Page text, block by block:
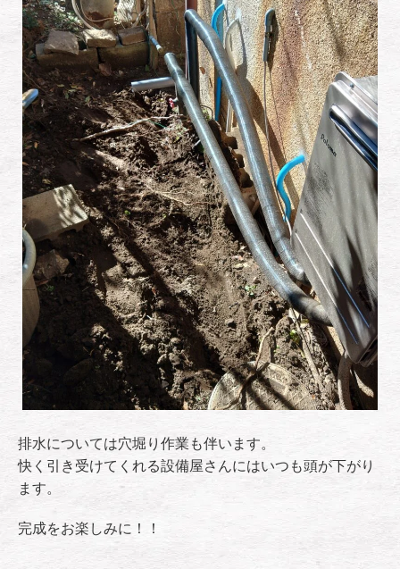
排水については穴堀り作業も伴います。
快く引き受けてくれる設備屋さんにはいつも頭が下がり
ます。
完成をお楽しみに！！